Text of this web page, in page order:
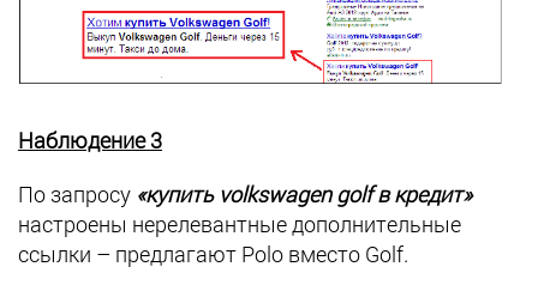
Наблюдение 3
По запросу «купить volkswagen golf в кредит»
настроены нерелевантные дополнительные
ссылки – предлагают Polo вместо Golf.